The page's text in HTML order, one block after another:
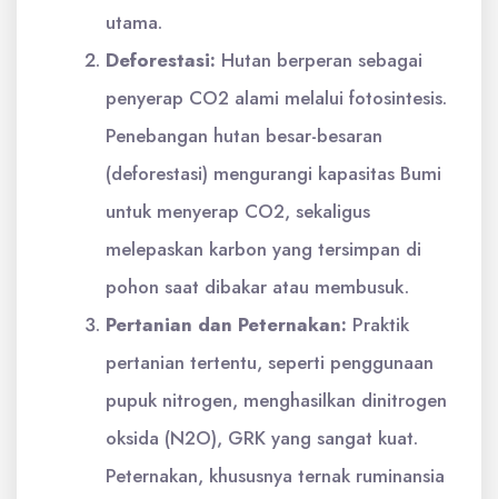
utama.
Deforestasi: Hutan berperan sebagai
penyerap CO2 alami melalui fotosintesis.
Penebangan hutan besar-besaran
(deforestasi) mengurangi kapasitas Bumi
untuk menyerap CO2, sekaligus
melepaskan karbon yang tersimpan di
pohon saat dibakar atau membusuk.
Pertanian dan Peternakan: Praktik
pertanian tertentu, seperti penggunaan
pupuk nitrogen, menghasilkan dinitrogen
oksida (N2O), GRK yang sangat kuat.
Peternakan, khususnya ternak ruminansia